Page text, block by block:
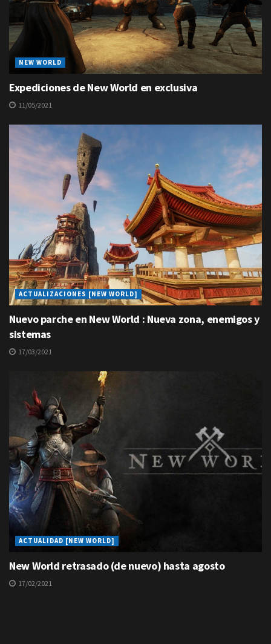
NEW WORLD
Expediciones de New World en exclusiva
11/05/2021
ACTUALIZACIONES [NEW WORLD]
Nuevo parche en New World : Nueva zona, enemigos y
sistemas
17/03/2021
ACTUALIDAD [NEW WORLD]
New World retrasado (de nuevo) hasta agosto
17/02/2021